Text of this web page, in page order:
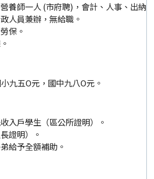
養師一人 (市府聘)，會計、人事、出納
人員兼辦，無給職。
保。
九五O元，國中九八O元。
入戶學生（區公所證明）。
證明）。
給予全額補助。